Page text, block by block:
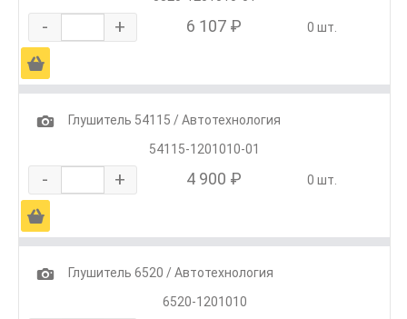
- + 6 107 ₽ 0 шт.
Ä
1
Глушитель 54115 / Автотехнология
54115-1201010-01
- + 4 900 ₽ 0 шт.
Ä
1
Глушитель 6520 / Автотехнология
6520-1201010